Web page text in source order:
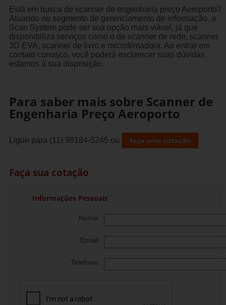
Está em busca de scanner de engenharia preço Aeroporto?
Atuando no segmento de gerenciamento de informação, a
Scan System pode ser sua opção mais viável, já que
disponibiliza serviços como o de scanner de rede, scanner
3D EVA, scanner de livro e microfilmadora. Ao entrar em
contato conosco, você poderá esclarecer suas dúvidas,
estamos à sua disposição.
Para saber mais sobre Scanner de
Engenharia Preço Aeroporto
Ligue para (11) 98184-5245 ou faça uma cotação
Faça sua cotação
Informações Pessoais
Nome:
Email:
Telefone: